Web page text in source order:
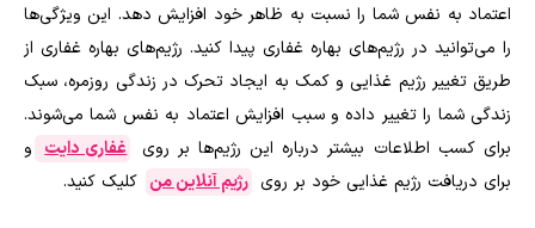
اعتماد به نفس شما را نسبت به ظاهر خود افزایش دهد. این ویژگی‌ها
را می‌توانید در رژیم‌های بهاره غفاری پیدا کنید. رژیم‌های بهاره غفاری از
طریق تغییر رژیم غذایی و کمک به ایجاد تحرک در زندگی روزمره، سبک
زندگی شما را تغییر داده و سبب افزایش اعتماد به نفس شما می‌شوند.
برای کسب اطلاعات بیشتر درباره این رژیم‌ها بر روی
غفاری دایت و
برای دریافت رژیم غذایی خود بر روی رژیم آنلاین من کلیک کنید.